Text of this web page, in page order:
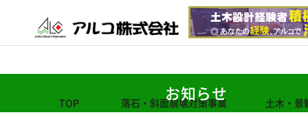
TOP 落石・斜面崩壊対策事業 土木・景
お知らせ